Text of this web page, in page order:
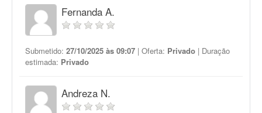
Fernanda A.
Submetido: 27/10/2025 às 09:07 | Oferta: Privado | Duração
estimada: Privado
Andreza N.